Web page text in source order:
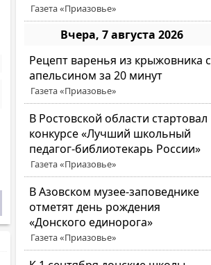
Газета «Приазовье»
Вчера, 7 августа 2026
Рецепт варенья из крыжовника с
апельсином за 20 минут
Газета «Приазовье»
В Ростовской области стартовал
конкурсе «Лучший школьный
педагог-библиотекарь России»
Газета «Приазовье»
В Азовском музее-заповеднике
отметят день рождения
«Донского единорога»
Газета «Приазовье»